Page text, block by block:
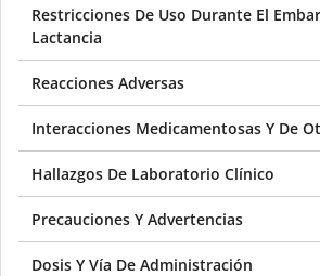
Restricciones De Uso Durante El
Lactancia
Reacciones Adversas
Interacciones Medicamentosas Y De
Hallazgos De Laboratorio Clínico
Precauciones Y Advertencias
Dosis Y Vía De Administración